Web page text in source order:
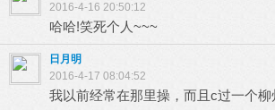
2016-4-16 20:50:12
哈哈!笑死个人~~~
日月明
2016-4-17 08:04:52
我以前经常在那里操，而且c过一个